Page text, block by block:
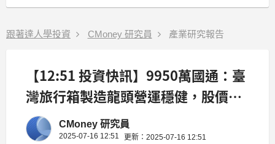
跟著達人學投資 CMoney 研究員 產業研究報告
【12:51 投資快訊】9950萬國通：臺
灣旅行箱製造龍頭營運穩健，股價上
漲5.93%CMoney 研究員
2025-07-16 12:51 更新：2025-07-16 12:51